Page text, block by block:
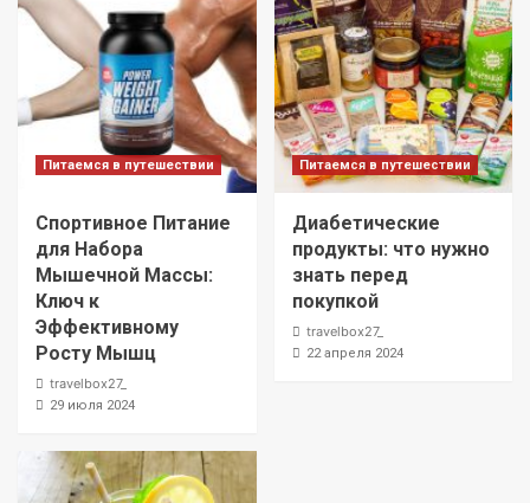
Питаемся в путешествии
Спортивное Питание
для Набора
Мышечной Массы:
Ключ к
Эффективному
Росту Мышц
travelbox27_
29 июля 2024
Питаемся в путешествии
Диабетические
продукты: что нужно
знать перед
покупкой
travelbox27_
22 апреля 2024